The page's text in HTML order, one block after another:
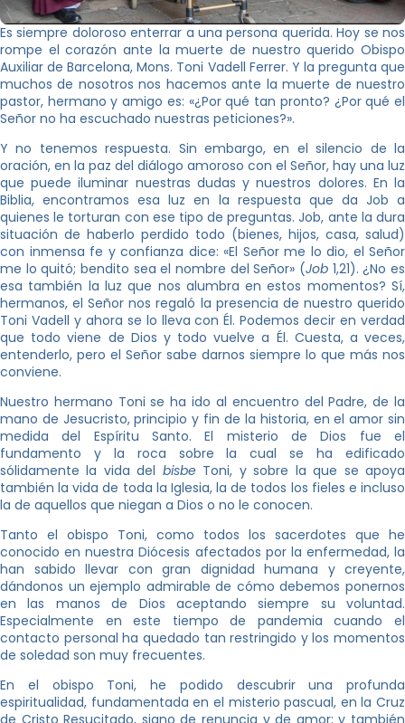
Es siempre doloroso enterrar a una persona querida. Hoy se nos
rompe el corazón ante la muerte de nuestro querido Obispo
Auxiliar de Barcelona, Mons. Toni Vadell Ferrer. Y la pregunta que
muchos de nosotros nos hacemos ante la muerte de nuestro
pastor, hermano y amigo es: «¿Por qué tan pronto? ¿Por qué el
Señor no ha escuchado nuestras peticiones?».
Y no tenemos respuesta. Sin embargo, en el silencio de la
oración, en la paz del diálogo amoroso con el Señor, hay una luz
que puede iluminar nuestras dudas y nuestros dolores. En la
Biblia, encontramos esa luz en la respuesta que da Job a
quienes le torturan con ese tipo de preguntas. Job, ante la dura
situación de haberlo perdido todo (bienes, hijos, casa, salud)
con inmensa fe y confianza dice: «El Señor me lo dio, el Señor
me lo quitó; bendito sea el nombre del Señor» (Job 1,21). ¿No es
esa también la luz que nos alumbra en estos momentos? Sí,
hermanos, el Señor nos regaló la presencia de nuestro querido
Toni Vadell y ahora se lo lleva con Él. Podemos decir en verdad
que todo viene de Dios y todo vuelve a Él. Cuesta, a veces,
entenderlo, pero el Señor sabe darnos siempre lo que más nos
conviene.
Nuestro hermano Toni se ha ido al encuentro del Padre, de la
mano de Jesucristo, principio y fin de la historia, en el amor sin
medida del Espíritu Santo. El misterio de Dios fue el
fundamento y la roca sobre la cual se ha edificado
sólidamente la vida del bisbeToni, y sobre la que se apoya
también la vida de toda la Iglesia, la de todos los fieles e incluso
la de aquellos que niegan a Dios o no le conocen.
Tanto el obispo Toni, como todos los sacerdotes que he
conocido en nuestra Diócesis afectados por la enfermedad, la
han sabido llevar con gran dignidad humana y creyente,
dándonos un ejemplo admirable de cómo debemos ponernos
en las manos de Dios aceptando siempre su voluntad.
Especialmente en este tiempo de pandemia cuando el
contacto personal ha quedado tan restringido y los momentos
de soledad son muy frecuentes.
En el obispo Toni, he podido descubrir una profunda
espiritualidad, fundamentada en el misterio pascual, en la Cruz